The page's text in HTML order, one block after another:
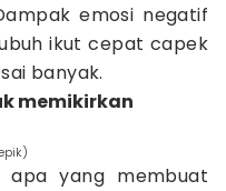
emosi negatif
ikut cepat capek
banyak.
memikirkan
apa yang membuat